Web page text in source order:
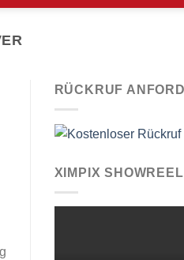
RÜCKRUF
XIMPIX